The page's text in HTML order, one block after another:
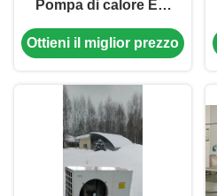
Pompa di calore EVI
inverter con
refrigerante R410A
raffreddamento e
temperatura ambiente
di funzionamento
-25~43 ℃
Ottieni il miglior prezzo